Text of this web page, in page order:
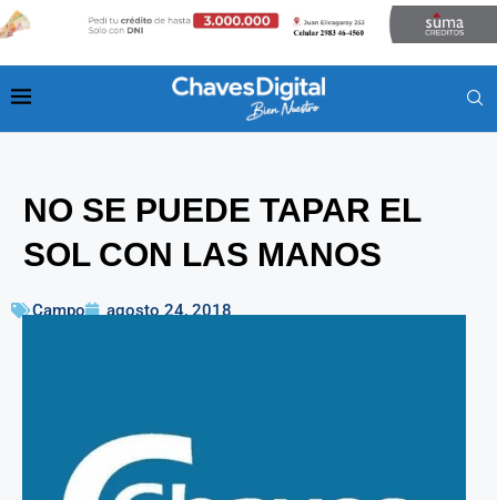
NO SE PUEDE TAPAR EL
SOL CON LAS MANOS
Campo agosto 24, 2018